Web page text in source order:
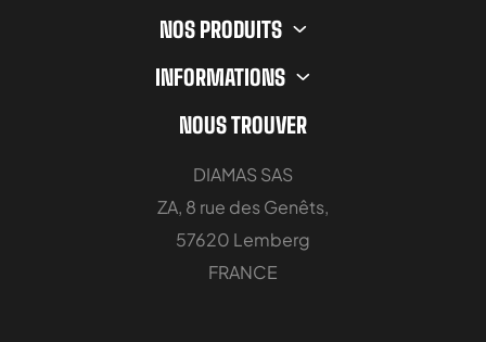
NOS PRODUITS
INFORMATIONS
NOUS TROUVER
DIAMAS SAS
ZA, 8 rue des Genêts,
57620 Lemberg
FRANCE